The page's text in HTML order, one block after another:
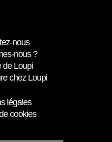
nous
nous ?
de Loupi
chez Loupi
légales
cookies